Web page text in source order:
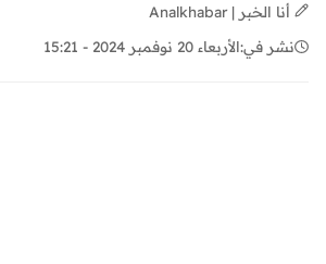
أنا الخبر | Analkhabar
نشر في:الأربعاء 20 نوفمبر 2024 - 15:21